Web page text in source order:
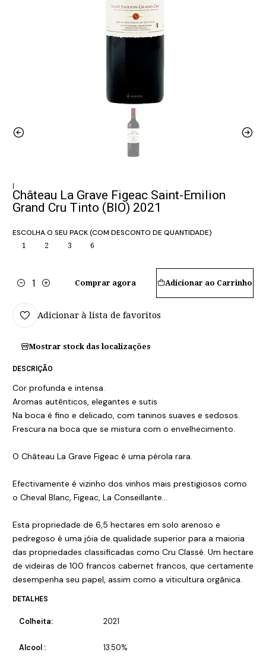
|
Château La Grave Figeac Saint-Emilion
Grand Cru Tinto (BIO) 2021
ESCOLHA O SEU PACK (COM DESCONTO DE QUANTIDADE)
1 2 3 6
Quantidade
Adicionar ao Carrinho
Comprar agora
Adicionar à lista de favoritos
Mostrar stock das localizações
DESCRIÇÃO
Cor profunda e intensa.
Aromas autênticos, elegantes e sutis
Na boca é fino e delicado, com taninos suaves e sedosos.
Frescura na boca que se mistura com o envelhecimento.
O Château La Grave Figeac é uma pérola rara.
Efectivamente é vizinho dos vinhos mais prestigiosos como
o Cheval Blanc, Figeac, La Conseillante...
Esta propriedade de 6,5 hectares em solo arenoso e
pedregoso é uma jóia de qualidade superior para a maioria
das propriedades classificadas como Cru Classé. Um hectare
de videiras de 100 francos cabernet francos, que certamente
desempenha seu papel, assim como a viticultura orgânica.
DETALHES
Colheita: 2021
Alcool : 13.50%